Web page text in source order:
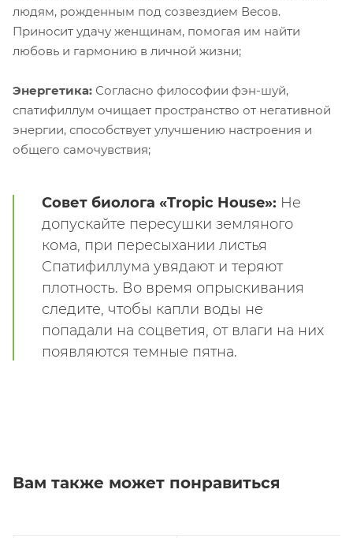
людям, рожденным под созвездием Весов.
Приносит удачу женщинам, помогая им найти
любовь и гармонию в личной жизни;
Энергетика: Согласно философии фэн-шуй,
спатифиллум очищает пространство от негативной
энергии, способствует улучшению настроения и
общего самочувствия;
Совет биолога «Tropic House»: Не
допускайте пересушки земляного
кома, при пересыхании листья
Спатифиллума увядают и теряют
плотность. Во время опрыскивания
следите, чтобы капли воды не
попадали на соцветия, от влаги на них
появляются темные пятна.
Вам также может понравиться